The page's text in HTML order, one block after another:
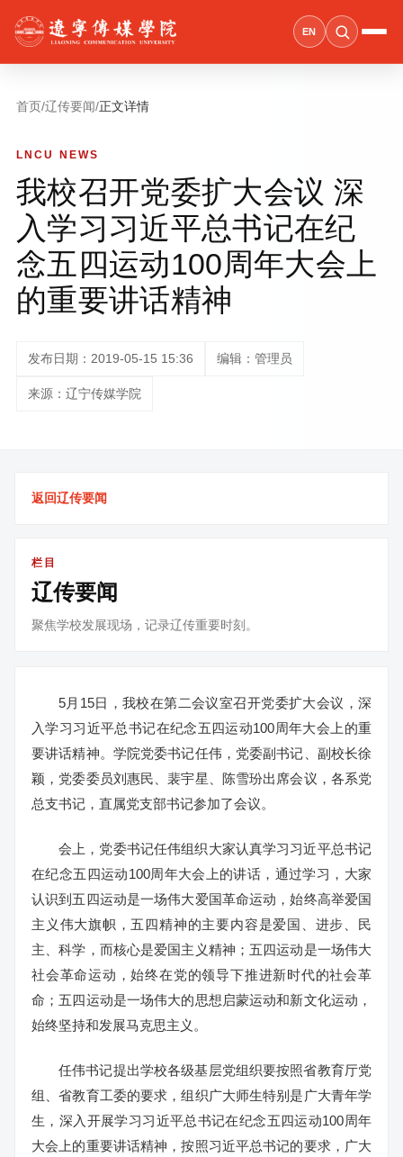
EN
首页/辽传要闻/正文详情
LNCU NEWS
我校召开党委扩大会议 深
入学习习近平总书记在纪
念五四运动100周年大会上
的重要讲话精神
发布日期：2019-05-15 15:36 编辑：管理员
来源：辽宁传媒学院
返回辽传要闻
栏目
辽传要闻
聚焦学校发展现场，记录辽传重要时刻。
5月15日，我校在第二会议室召开党委扩大会议，深
入学习习近平总书记在纪念五四运动100周年大会上的重
要讲话精神。学院党委书记任伟，党委副书记、副校长徐
颖，党委委员刘惠民、裴宇星、陈雪玢出席会议，各系党
总支书记，直属党支部书记参加了会议。
会上，党委书记任伟组织大家认真学习习近平总书记
在纪念五四运动100周年大会上的讲话，通过学习，大家
认识到五四运动是一场伟大爱国革命运动，始终高举爱国
主义伟大旗帜，五四精神的主要内容是爱国、进步、民
主、科学，而核心是爱国主义精神；五四运动是一场伟大
社会革命运动，始终在党的领导下推进新时代的社会革
命；五四运动是一场伟大的思想启蒙运动和新文化运动，
始终坚持和发展马克思主义。
任伟书记提出学校各级基层党组织要按照省教育厅党
组、省教育工委的要求，组织广大师生特别是广大青年学
生，深入开展学习习近平总书记在纪念五四运动100周年
大会上的重要讲话精神，按照习近平总书记的要求，广大